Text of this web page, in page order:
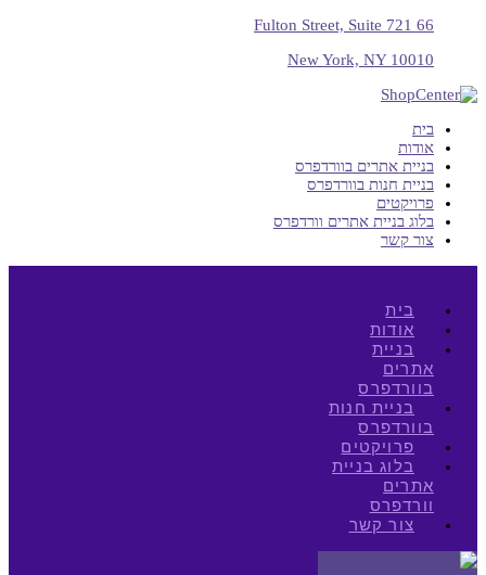
66 Fulton Street, Suite 721
New York, NY 10010
בית
אודות
בניית אתרים בוורדפרס
בניית חנות בוורדפרס
פרויקטים
בלוג בניית אתרים וורדפרס
צור קשר
בית
אודות
בניית
אתרים
בוורדפרס
בניית חנות
בוורדפרס
פרויקטים
בלוג בניית
אתרים
וורדפרס
צור קשר